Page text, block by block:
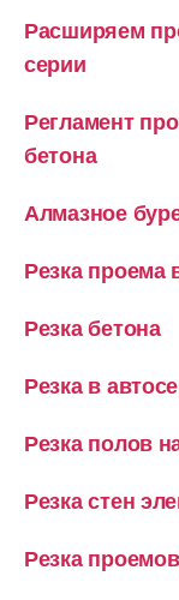
Расширяем
серии
Регламент
бетона
Алмазное
Резка проема
Резка бетона
Резка в
Резка полов
Резка стен
Резка проемов